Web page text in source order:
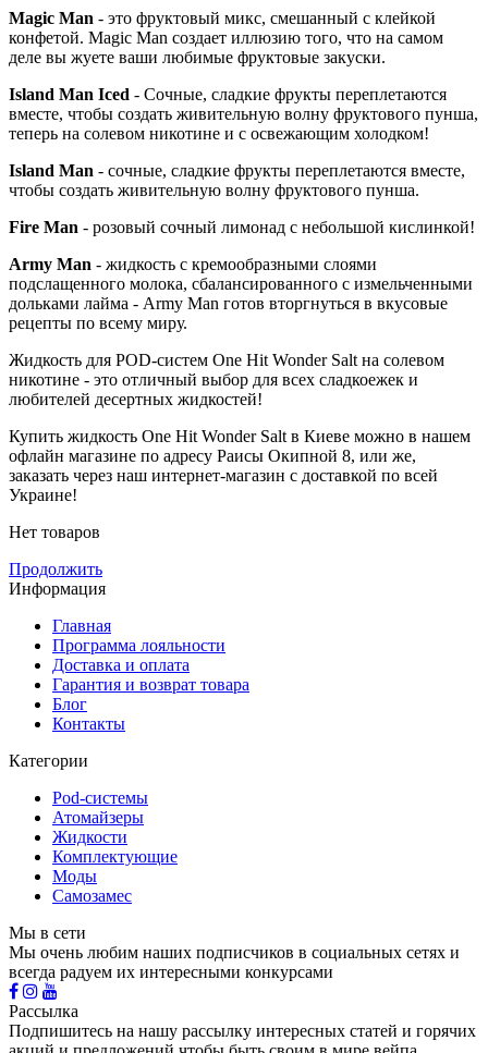
Magic Man - это фруктовый микс, смешанный с клейкой
конфетой. Magic Man создает иллюзию того, что на самом
деле вы жуете ваши любимые фруктовые закуски.
Island Man Iced - Сочные, сладкие фрукты переплетаются
вместе, чтобы создать живительную волну фруктового пунша,
теперь на солевом никотине и с освежающим холодком!
Island Man - сочные, сладкие фрукты переплетаются вместе,
чтобы создать живительную волну фруктового пунша.
Fire Man - розовый сочный лимонад с небольшой кислинкой!
Army Man - жидкость с кремообразными слоями
подслащенного молока, сбалансированного с измельченными
дольками лайма - Army Man готов вторгнуться в вкусовые
рецепты по всему миру.
Жидкость для POD-систем One Hit Wonder Salt на солевом
никотине - это отличный выбор для всех сладкоежек и
любителей десертных жидкостей!
Купить жидкость One Hit Wonder Salt в Киеве можно в нашем
офлайн магазине по адресу Раисы Окипной 8, или же,
заказать через наш интернет-магазин с доставкой по всей
Украине!
Нет товаров
Продолжить
Информация
Главная
Программа лояльности
Доставка и оплата
Гарантия и возврат товара
Блог
Контакты
Категории
Pod-системы
Атомайзеры
Жидкости
Комплектующие
Моды
Самозамес
Мы в сети
Мы очень любим наших подписчиков в социальных сетях и
всегда радуем их интересными конкурсами
Рассылка
Подпишитесь на нашу рассылку интересных статей и горячих